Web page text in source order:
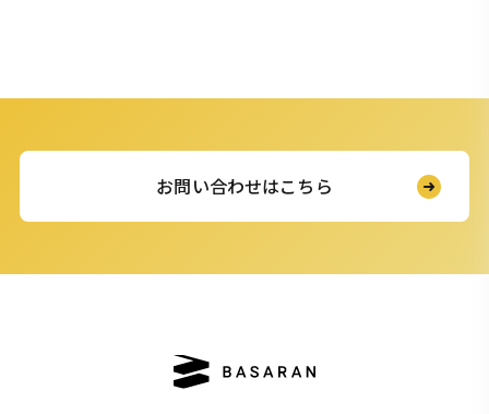
お問い合わせはこちら